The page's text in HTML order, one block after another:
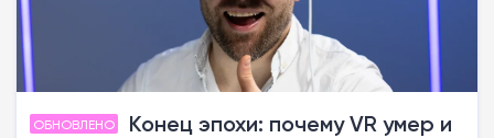
ОБНОВЛЕНО
Конец эпохи: почему VR умер и